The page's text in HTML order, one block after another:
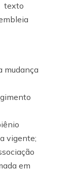
texto
mudança
vigente;
em